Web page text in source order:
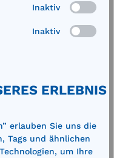
100
einer
Merken
Inaktiv
Inaktiv
ERLEBNIS
erlauben Sie uns die
Tags und ähnlichen
um Ihre